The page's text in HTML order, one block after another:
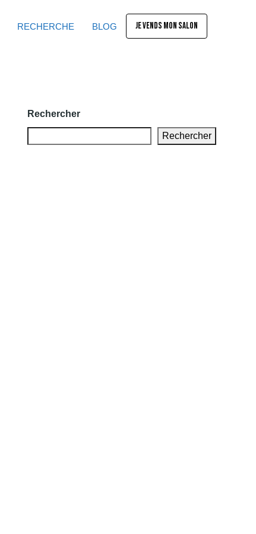
RECHERCHE BLOG JE VENDS MON SALON
Rechercher
Rechercher